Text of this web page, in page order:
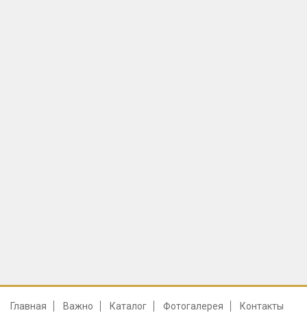
Главная Важно Каталог Фотогалерея Контакты